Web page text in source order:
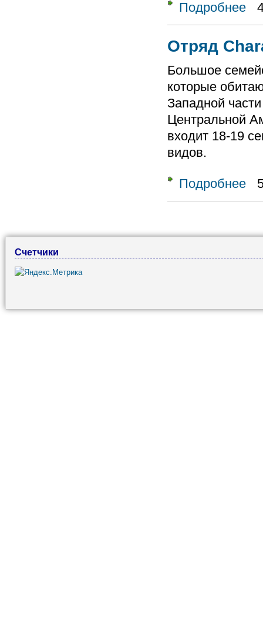
Подробнее о
Отряд
Большое
которые
Западной
Центральной
входит 18-19
видов.
Подробнеео
Счетчики